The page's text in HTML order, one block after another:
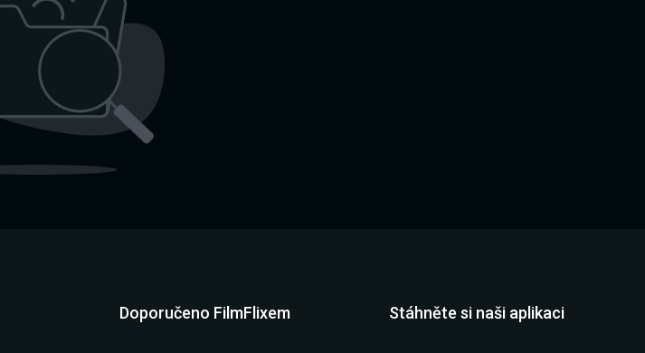
Doporučeno FilmFlixem Stáhněte si naši aplikaci